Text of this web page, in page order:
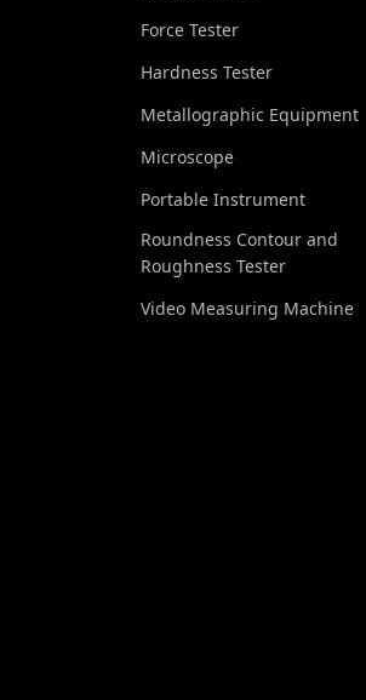
Force Tester
Hardness Tester
Metallographic Equipment
Microscope
Portable Instrument
Roundness Contour and
Roughness Tester
Video Measuring Machine